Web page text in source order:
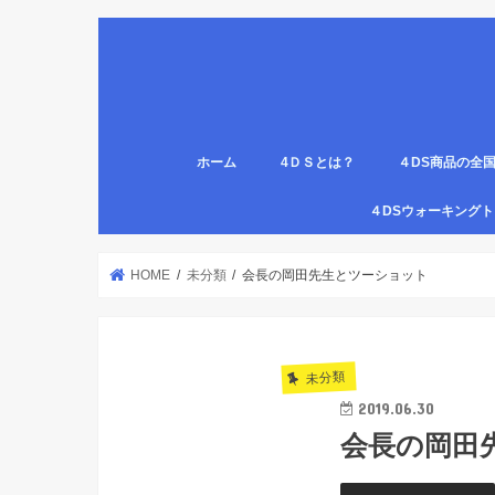
ホーム 4ＤＳとは？
医療従事者,学生のための語呂合わせ
４DS商品の全
４DSの公認ク
4DS腸腹ペタベ
４DS螺旋ソック
４DSウォーキン
HOME 未分類 会長の岡田先生とツーショット
未分類
2019.06.30
会長の岡田